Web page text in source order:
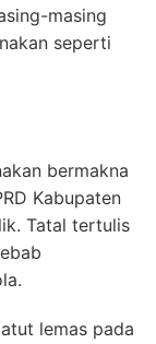
masing
seperti
bermakna
Kabupaten
Tatal tertulis
lemas pada